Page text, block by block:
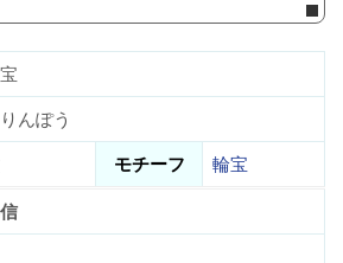
んぽう
モチーフ
輪宝